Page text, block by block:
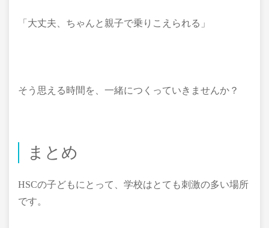
「大丈夫、ちゃんと親子で乗りこえられる」
そう思える時間を、一緒につくっていきませんか？
まとめ
HSCの子どもにとって、学校はとても刺激の多い場所
です。